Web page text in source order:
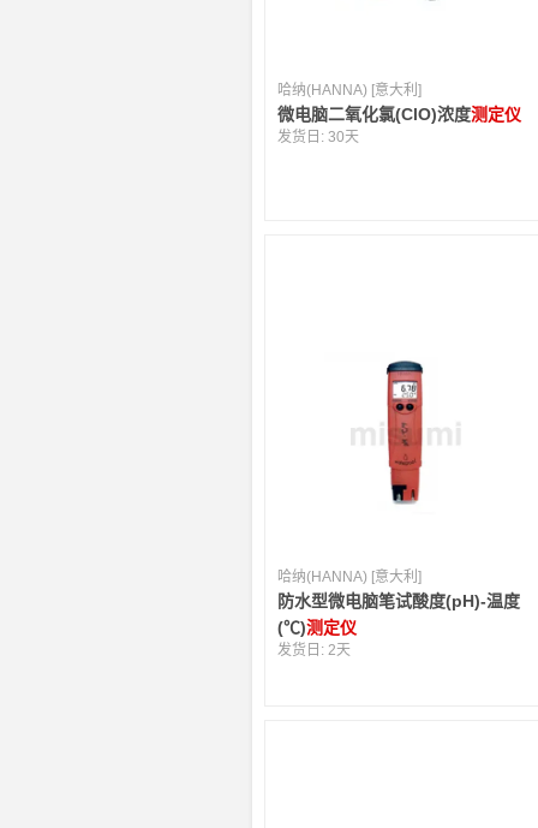
哈纳(HANNA) [意大利]
微电脑二氧化氯(ClO)浓度测定仪
发货日:30天
哈纳(HANNA) [意大利]
防水型微电脑笔试酸度(pH)-温度
(℃)测定仪
发货日: 2天